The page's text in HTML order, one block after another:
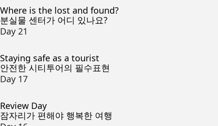
Where is the lost and found?
분실물 센터가 어디 있나요?
Day 21
Staying safe as a tourist
안전한 시티투어의 필수표현
Day 17
Review Day
잠자리가 편해야 행복한 여행